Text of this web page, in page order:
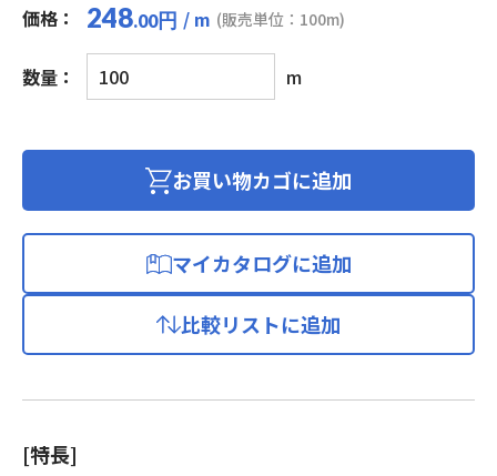
価格： 248.00円 / m (販売単位：100m)
数量：
ビ
ニ
キ
丸
コ
m
お買い物カゴに追加
マイカタログに追加
比較リストに追加
[特長]